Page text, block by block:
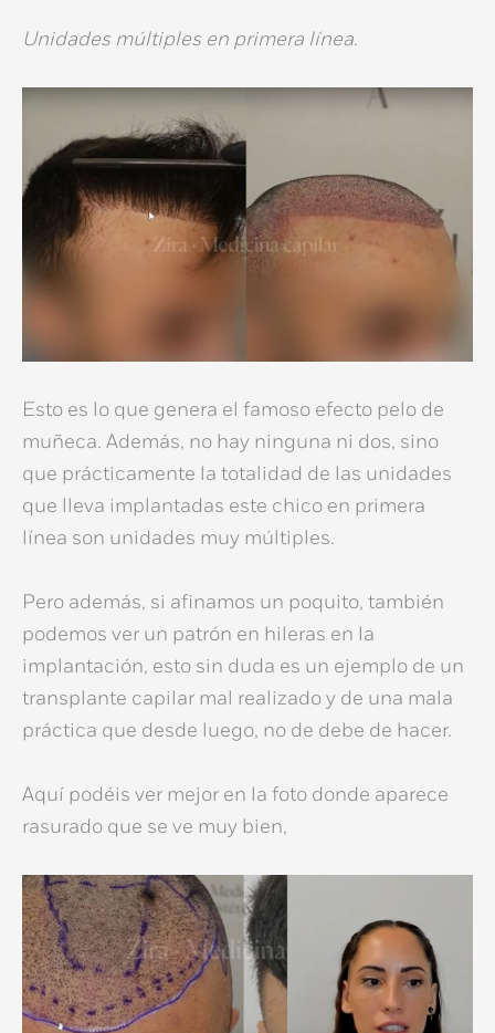
Unidades múltiples en primera línea.
Esto es lo que genera el famoso efecto pelo de
muñeca. Además, no hay ninguna ni dos, sino
que prácticamente la totalidad de las unidades
que lleva implantadas este chico en primera
línea son unidades muy múltiples.
Pero además, si afinamos un poquito, también
podemos ver un patrón en hileras en la
implantación, esto sin duda es un ejemplo de un
transplante capilar mal realizadoy de una mala
práctica que desde luego, no de debe de hacer.
Aquí podéis ver mejor en la foto donde aparece
rasurado que se ve muy bien,